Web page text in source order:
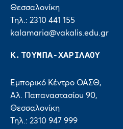
Θεσσαλονίκη
Τηλ.: 2310 441 155
kalamaria@vakalis.edu.gr
Κ.ΤΟΥΜΠΑ-ΧΑΡΙΛΑΟΥ
Εμπορικό Κέντρο ΟΑΣΘ,
Αλ. Παπαναστασίου 90,
Θεσσαλονίκη
Τηλ.: 2310 947 999